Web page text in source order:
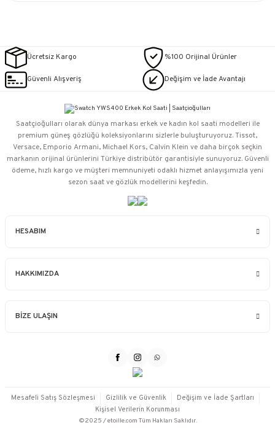
Ücretsiz Kargo %100 Orijinal Ürünler
Güvenli Alışveriş Değişim ve İade Avantajı
HESABIM
HAKKIMIZDA
BİZE ULAŞIN
Saatçioğulları⁠ olarak dünya markası erkek ve kadın kol saati modelleri ile
premium güneş gözlüğü koleksiyonlarını sizlerle buluşturuyoruz. Tissot,
Versace, Emporio Armani, Michael Kors, Calvin Klein ve daha birçok seçkin
markanın orijinal ürünlerini Türkiye distribütör garantisiyle sunuyoruz. Güvenli
ödeme, hızlı kargo ve müşteri memnuniyeti odaklı hizmet anlayışımızla yeni
sezon saat ve gözlük modellerini keşfedin.
©2025 / etoille.com Tüm Hakları Saklıdır.
Mesafeli Satış Sözleşmesi Gizlilik ve Güvenlik
Değişim ve İade Şartları
Kişisel Verilerin Korunması